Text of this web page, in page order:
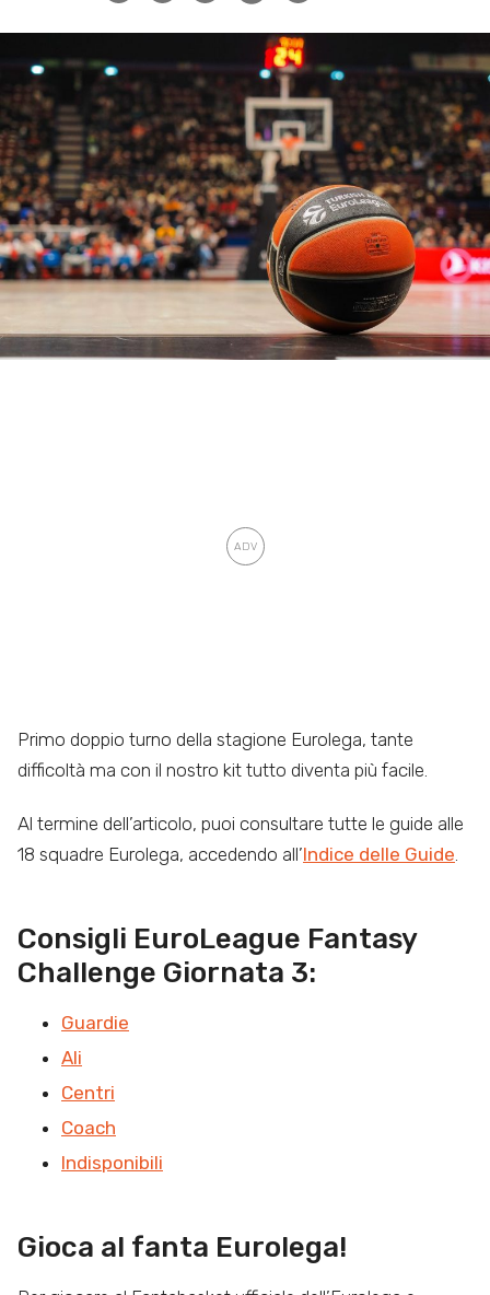
Primo doppio turno della stagione Eurolega, tante
difficoltà ma con il nostro kit tutto diventa più facile.
Al termine dell’articolo, puoi consultare tutte le guide alle
18 squadre Eurolega, accedendo all’Indice delle Guide.
Consigli EuroLeague Fantasy
Challenge Giornata 3:
Guardie
Ali
Centri
Coach
Indisponibili
Gioca al fanta Eurolega!